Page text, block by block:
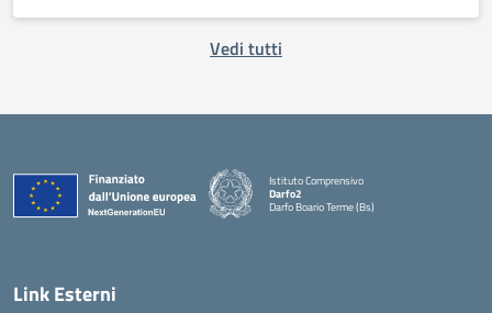
Vedi tutti
Istituto Comprensivo
Darfo2
Darfo Boario Terme (Bs)
Link Esterni